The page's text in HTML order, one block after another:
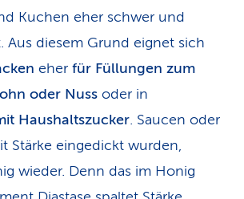
Kuchen eher schwer und
Aus diesem Grund eignet sich
eher für Füllungen zum
oder Nuss oder in
Haushaltszucker. Saucen oder
Stärke eingedickt wurden,
wieder. Denn das im Honig